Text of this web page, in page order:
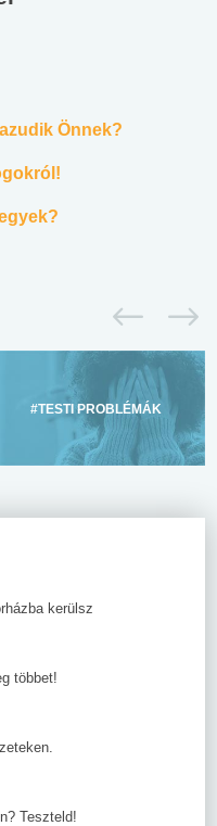
Önnek?
#TESTI PROBLÉMÁK
kerülsz
többet!
Teszteld!